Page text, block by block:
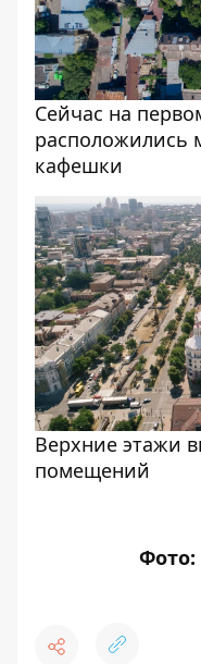
Сейчас на
расположились
кафешки
Верхние этажи
помещений
Фото: